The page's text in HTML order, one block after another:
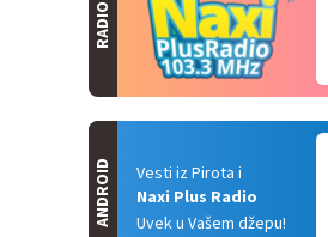
RADIO
Vesti iz Pirota i
Naxi Plus Radio
Uvek u Vašem džepu!
ANDROID